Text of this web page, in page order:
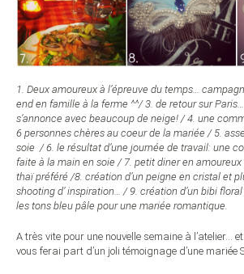
1. Deux amoureux à l’épreuve du temps…
end en famille à la ferme ^^/ 3. de retour sur
s’annonce avec beaucoup de neige! / 4. une
6 personnes chères au coeur de la mariée / 5.
soie / 6. le résultat d’une journée de travail: une
faite à la main en soie / 7. petit diner en
thaï préféré /8. création d’un peigne en cristal et
shooting d’ inspiration… / 9. création d’un bibi
les tons bleu pâle pour une mariée romantique.
A très vite pour une nouvelle semaine à l’atelier…
vous ferai part d’un joli témoignage d’une mariée